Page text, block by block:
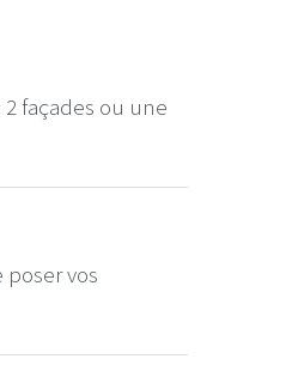
façades ou une
poser vos